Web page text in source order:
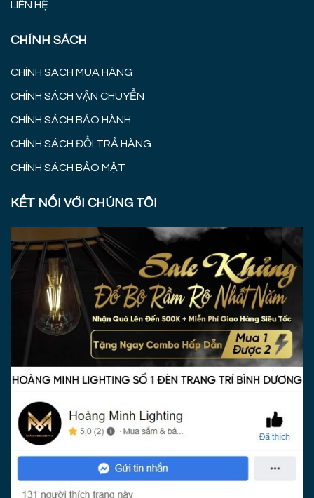
LIÊN HỆ
CHÍNH SÁCH
CHÍNH SÁCH MUA HÀNG
CHÍNH SÁCH VẬN CHUYỂN
CHÍNH SÁCH BẢO HÀNH
CHÍNH SÁCH ĐỔI TRẢ HÀNG
CHÍNH SÁCH BẢO MẬT
KẾT NỐI VỚI CHÚNG TÔI